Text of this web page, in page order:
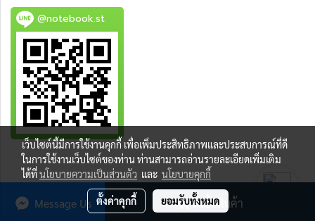
สั่งซื้อสินค้า
Message Us
@notebook.st
BEST DEAL
เว็บไซต์นี้มีการใช้งานคุกกี้ เพื่อเพิ่มประสิทธิภาพและประสบการณ์ที่ดี
ในการใช้งานเว็บไซต์ของท่าน ท่านสามารถอ่านรายละเอียดเพิ่มเติม
ได้ที่นโยบายความเป็นส่วนตัว และ นโยบายคุกกี้
ตั้งค่าคุกกี้ ยอมรับทั้งหมด